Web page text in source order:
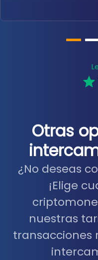
Otras
¿No deseas
¡Elige
nuestras
transacciones